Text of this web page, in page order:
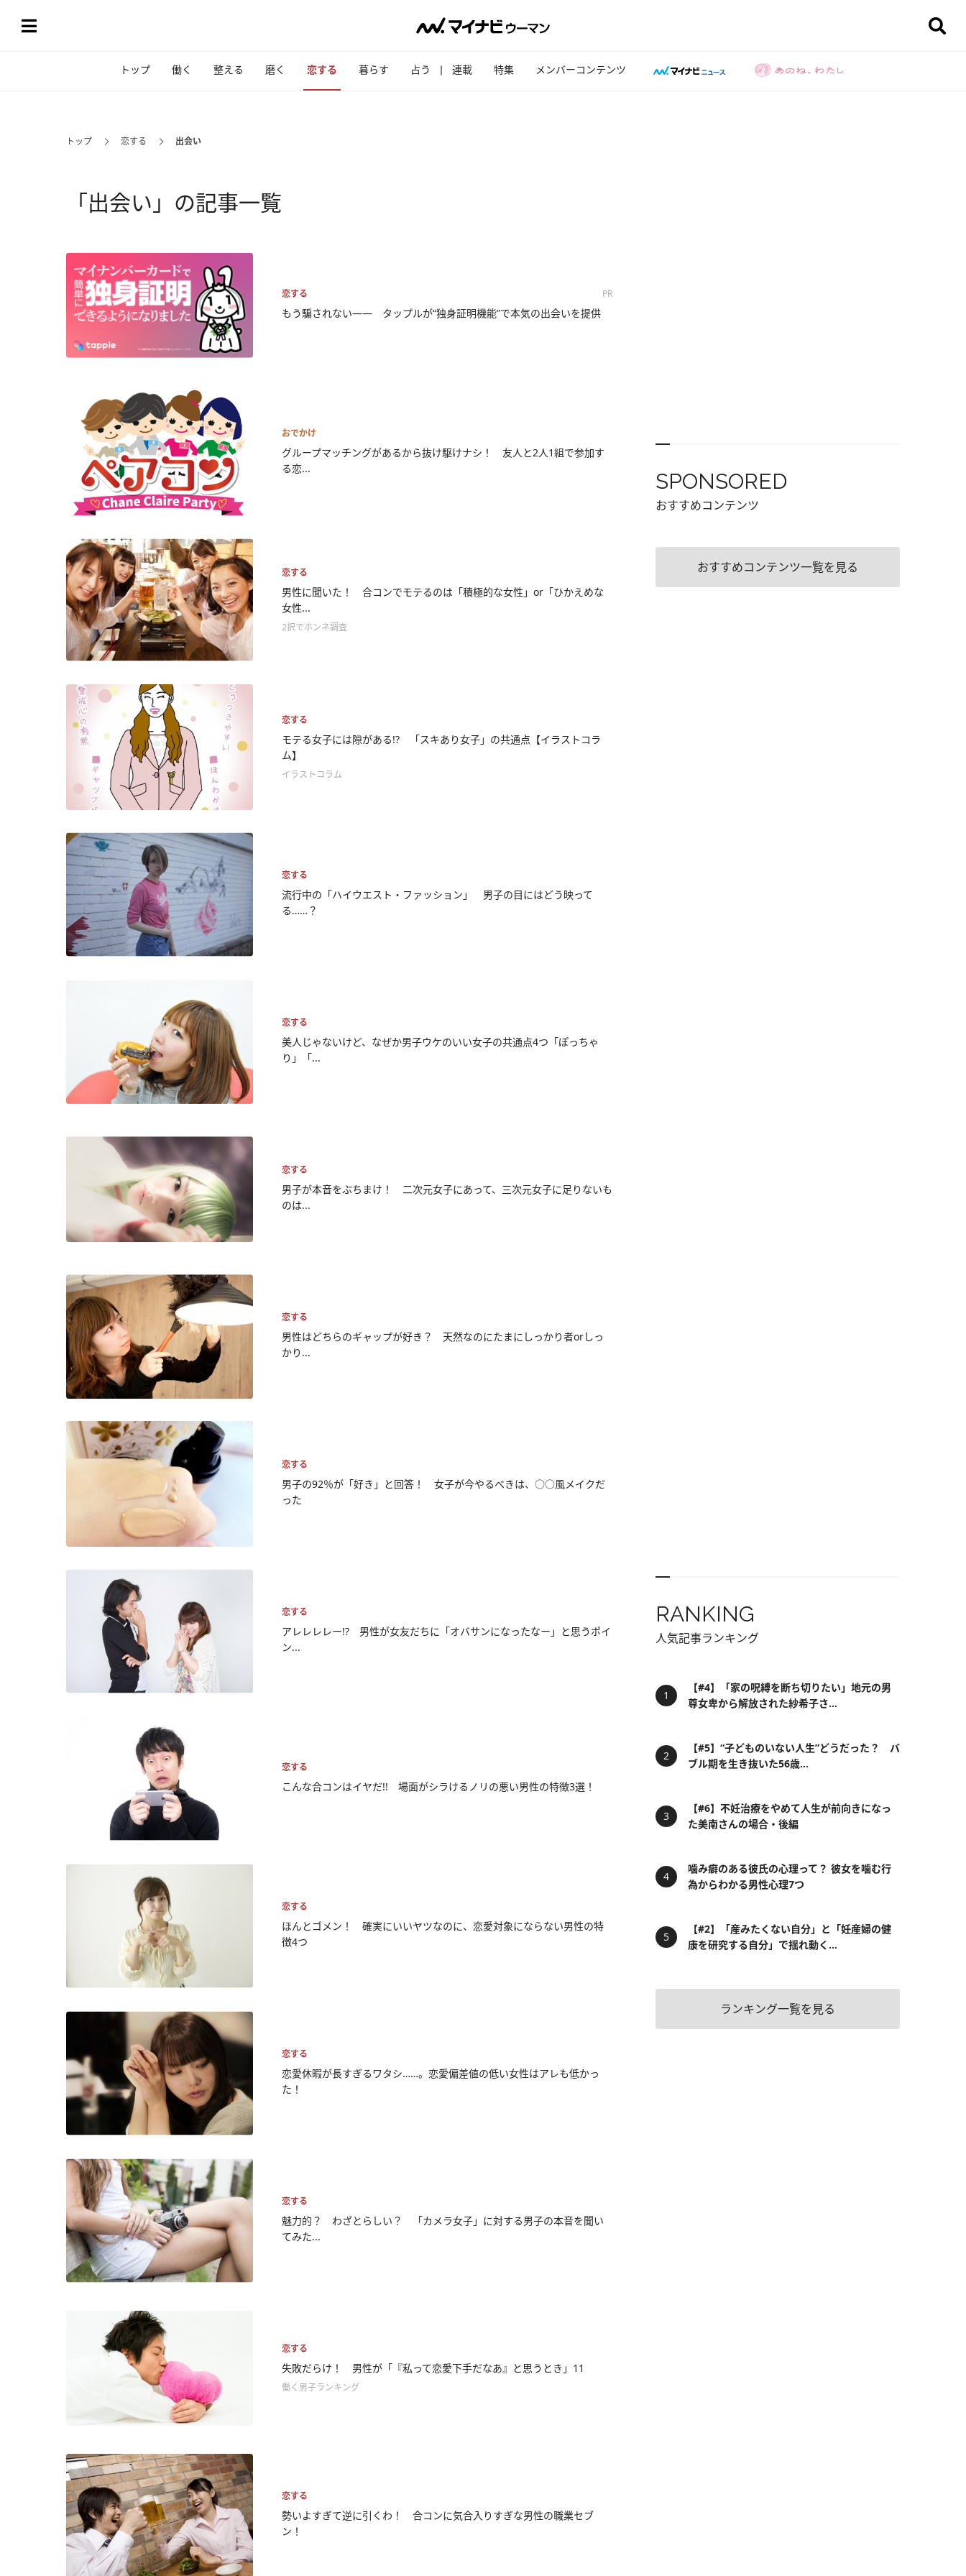
トップ 働く 整える 磨く 恋する 暮らす 占う 連載 特集 メンバーコンテンツ
トップ 恋する 出会い
「出会い」の記事一覧
恋する PR
もう騙されない―― タップルが“独身証明機能”で本気の出会いを提供
おでかけ
グループマッチングがあるから抜け駆けナシ！ 友人と2人1組で参加す
る恋...
恋する
男性に聞いた！ 合コンでモテるのは「積極的な女性」or「ひかえめな
女性...
2択でホンネ調査
恋する
モテる女子には隙がある!? 「スキあり女子」の共通点【イラストコラ
ム】
イラストコラム
恋する
流行中の「ハイウエスト・ファッション」 男子の目にはどう映って
る……？
恋する
美人じゃないけど、なぜか男子ウケのいい女子の共通点4つ「ぽっちゃ
り」「...
恋する
男子が本音をぶちまけ！ 二次元女子にあって、三次元女子に足りないも
のは...
恋する
男性はどちらのギャップが好き？ 天然なのにたまにしっかり者orしっ
かり...
恋する
男子の92％が「好き」と回答！ 女子が今やるべきは、○○風メイクだ
った
恋する
アレレレレー!? 男性が女友だちに「オバサンになったなー」と思うポイ
ン...
恋する
こんな合コンはイヤだ!! 場面がシラけるノリの悪い男性の特徴3選！
恋する
ほんとゴメン！ 確実にいいヤツなのに、恋愛対象にならない男性の特
徴4つ
恋する
恋愛休暇が長すぎるワタシ……。恋愛偏差値の低い女性はアレも低かっ
た！
恋する
魅力的？ わざとらしい？ 「カメラ女子」に対する男子の本音を聞い
てみた...
恋する
失敗だらけ！ 男性が「『私って恋愛下手だなあ』と思うとき」11
働く男子ランキング
恋する
勢いよすぎて逆に引くわ！ 合コンに気合入りすぎな男性の職業セブ
ン！
SPONSORED
おすすめコンテンツ
おすすめコンテンツ一覧を見る
RANKING
人気記事ランキング
【#4】「家の呪縛を断ち切りたい」地元の男
尊女卑から解放された紗希子さ...
【#5】“子どものいない人生”どうだった？ バ
ブル期を生き抜いた56歳...
【#6】不妊治療をやめて人生が前向きになっ
た美南さんの場合・後編
噛み癖のある彼氏の心理って？ 彼女を噛む行
為からわかる男性心理7つ
【#2】「産みたくない自分」と「妊産婦の健
康を研究する自分」で揺れ動く...
ランキング一覧を見る